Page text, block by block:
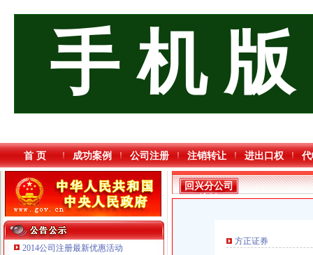
手 机 版
首 页 成功案例 公司注册 注销转让 进出口权
2014公司注册最新优惠活动
回兴分公司
注销
方正证券